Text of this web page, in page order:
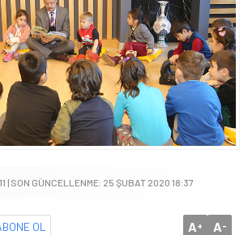
| SON GÜNCELLENME: 25 ŞUBAT 2020 18:37
OL A+ A-